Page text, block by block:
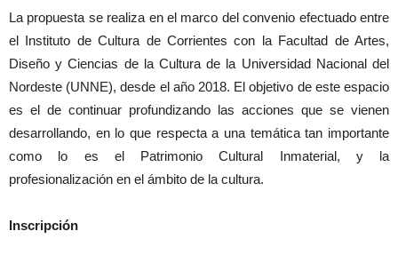
La propuesta se realiza en el marco del convenio efectuado entre
el Instituto de Cultura de Corrientes con la Facultad de Artes,
Diseño y Ciencias de la Cultura de la Universidad Nacional del
Nordeste (UNNE), desde el año 2018. El objetivo de este espacio
es el de continuar profundizando las acciones que se vienen
desarrollando, en lo que respecta a una temática tan importante
como lo es el Patrimonio Cultural Inmaterial, y la
profesionalización en el ámbito de la cultura.
Inscripción